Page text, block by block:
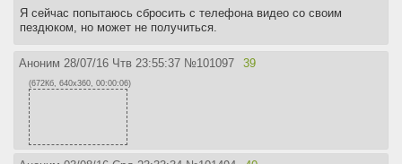
Я сейчас попытаюсь сбросить с телефона видео со своим
пездюком, но может не получиться.
Аноним 28/07/16 Чтв 23:55:37 №101097 39
(672Кб, 640x360, 00:00:06)